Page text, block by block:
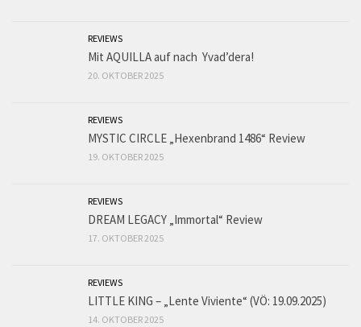
REVIEWS
Mit AQUILLA auf nach Yvad’dera!
20. OKTOBER 2025
REVIEWS
MYSTIC CIRCLE „Hexenbrand 1486“ Review
19. OKTOBER 2025
REVIEWS
DREAM LEGACY „Immortal“ Review
17. OKTOBER 2025
REVIEWS
LITTLE KING – „Lente Viviente“ (VÖ: 19.09.2025)
14. OKTOBER 2025